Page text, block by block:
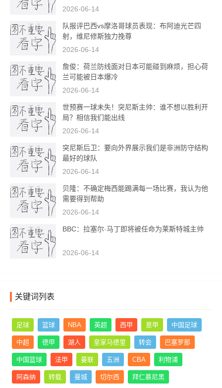
2026-06-14
队报评巴西vs摩洛哥球员表现：布阿迪光芒四
射，维尼修斯独力挽尊
2026-06-14
詹俊：荷兰防线面对日本可能碰到麻烦，担心荷
兰可能被日本爆冷
2026-06-14
世预赛一球未失！突尼斯主帅：谁不想以胜利开
局？相信我们能出线
2026-06-14
突尼斯后卫：要向外界展示我们是非洲防守结构
最好的球队
2026-06-14
贝隆：不确定梅西能踢满每一场比赛，我认为他
需要得到帮助
2026-06-14
BBC：拉塞尔·马丁即将被任命为莱斯特城主帅
2026-06-14
关键词列表
足球 篮球 NBA 英超 西甲 意甲 中国足球
中超 德甲 湖人 皇家马德里 转会 巴塞罗那
中国篮球 法甲 曼联 五洲 CBA 利物浦
阿森纳 转载 曼城 切尔西 拜仁慕尼黑